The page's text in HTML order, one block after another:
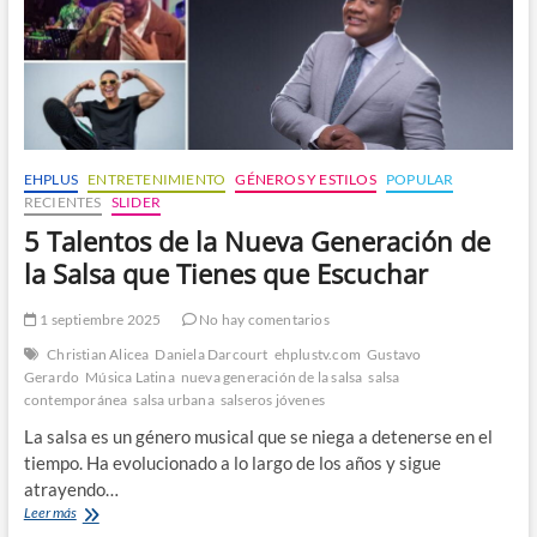
EHPLUS ENTRETENIMIENTO GÉNEROS Y ESTILOS
POPULAR
RECIENTES SLIDER
5 Talentos de la Nueva Generación de
la Salsa que Tienes que Escuchar
1 septiembre 2025
No hay comentarios
Christian Alicea Daniela Darcourt ehplustv.com Gustavo
Gerardo Música Latina nueva generación de la salsa salsa
contemporánea salsa urbana salseros jóvenes
La salsa es un género musical que se niega a detenerse en el
tiempo. Ha evolucionado a lo largo de los años y sigue
atrayendo…
Leer más5